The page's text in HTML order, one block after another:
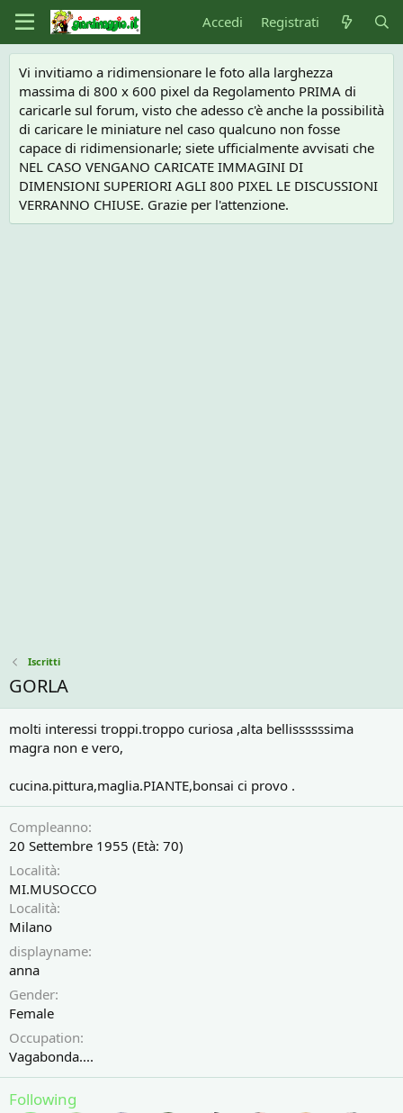
Accedi Registrati
Vi invitiamo a ridimensionare le foto alla larghezza
massima di 800 x 600 pixel da Regolamento PRIMA di
caricarle sul forum, visto che adesso c'è anche la possibilità
di caricare le miniature nel caso qualcuno non fosse
capace di ridimensionarle; siete ufficialmente avvisati che
NEL CASO VENGANO CARICATE IMMAGINI DI
DIMENSIONI SUPERIORI AGLI 800 PIXEL LE DISCUSSIONI
VERRANNO CHIUSE. Grazie per l'attenzione.
Iscritti
GORLA
molti interessi troppi.troppo curiosa ,alta bellissssssima
magra non e vero,
cucina.pittura,maglia.PIANTE,bonsai ci provo .
Compleanno
20 Settembre 1955 (Età: 70)
Località
MI.MUSOCCO
Località
Milano
displayname
anna
Gender
Female
Occupation
Vagabonda....
Following